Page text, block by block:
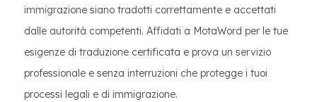
immigrazione siano tradotti correttamente e accettati
dalle autorità competenti. Affidati a MotaWord per le tue
esigenze di traduzione certificata e prova un servizio
professionale e senza interruzioni che protegge i tuoi
processi legali e di immigrazione.